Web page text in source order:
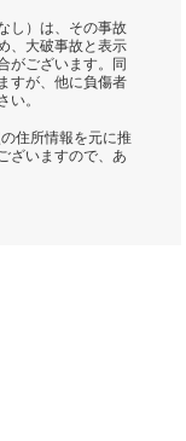
し）は、その事故
、大破事故と表示
がございます。同
すが、他に負傷者
い。
住所情報を元に推
ざいますので、あ